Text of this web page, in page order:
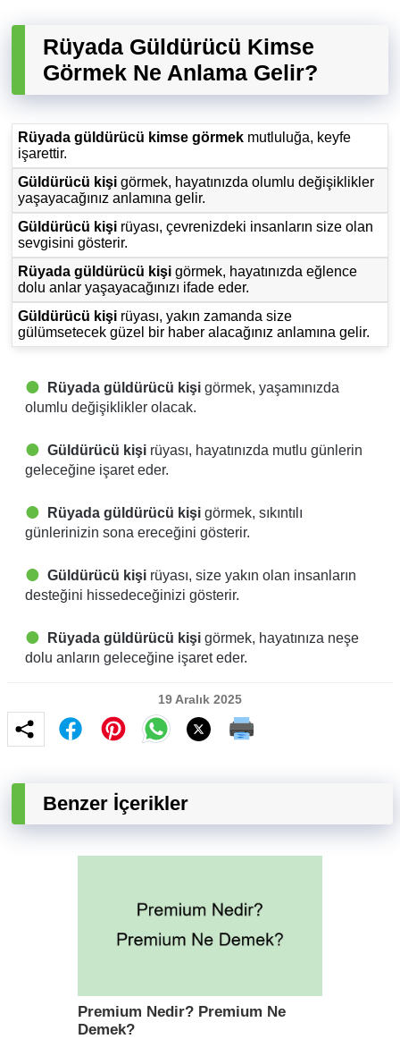
Rüyada Güldürücü Kimse
Görmek Ne Anlama Gelir?
Rüyada güldürücü kimse görmek mutluluğa, keyfe
işarettir.
Güldürücü kişi görmek, hayatınızda olumlu değişiklikler
yaşayacağınız anlamına gelir.
Güldürücü kişi rüyası, çevrenizdeki insanların size olan
sevgisini gösterir.
Rüyada güldürücü kişi görmek, hayatınızda eğlence
dolu anlar yaşayacağınızı ifade eder.
Güldürücü kişi rüyası, yakın zamanda size
gülümsetecek güzel bir haber alacağınız anlamına gelir.
Rüyada güldürücü kişi görmek, yaşamınızda
olumlu değişiklikler olacak.
Güldürücü kişi rüyası, hayatınızda mutlu günlerin
geleceğine işaret eder.
Rüyada güldürücü kişi görmek, sıkıntılı
günlerinizin sona ereceğini gösterir.
Güldürücü kişi rüyası, size yakın olan insanların
desteğini hissedeceğinizi gösterir.
Rüyada güldürücü kişi görmek, hayatınıza neşe
dolu anların geleceğine işaret eder.
19 Aralık 2025
Benzer İçerikler
Premium Nedir? Premium Ne
Demek?